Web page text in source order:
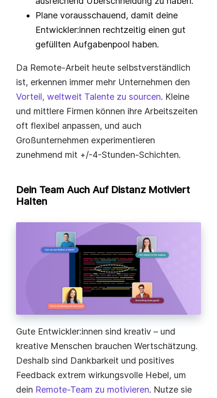
Plane vorausschauend, damit deine
Entwickler:innen rechtzeitig einen gut
gefüllten Aufgabenpool haben.
Da Remote-Arbeit heute selbstverständlich
ist, erkennen immer mehr Unternehmen den
Vorteil, weltweit Talente zu sourcen. Kleine
und mittlere Firmen können ihre Arbeitszeiten
oft flexibel anpassen, und auch
Großunternehmen experimentieren
zunehmend mit +/-4-Stunden-Schichten.
Dein Team Auch Auf Distanz Motiviert
Halten
Gute Entwickler:innen sind kreativ – und
kreative Menschen brauchen Wertschätzung.
Deshalb sind Dankbarkeit und positives
Feedback extrem wirkungsvolle Hebel, um
dein Remote-Team zu motivieren. Nutze sie